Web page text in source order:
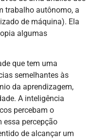
trabalho autônomo, a
de máquina). Ela
algumas
que tem uma
semelhantes às
da aprendizagem,
A inteligência
percebam o
essa percepção
de alcançar um